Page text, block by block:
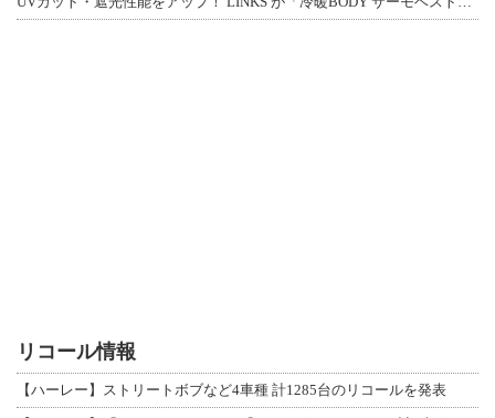
リコール情報
【ハーレー】ストリートボブなど4車種 計1285台のリコールを発表